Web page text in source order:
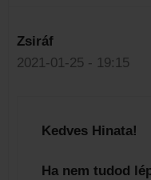
Zsiráf
2021-01-25 - 19:15
Kedves Hinata!
Ha nem tudod